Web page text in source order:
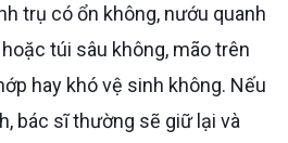
trụ có ổn không, nướu quanh
túi sâu không, mão trên
hay khó vệ sinh không. Nếu
bác sĩ thường sẽ giữ lại và